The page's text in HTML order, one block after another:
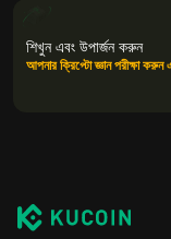
শিখুন এবং উপার্জন করুন
আপনার ক্রিপ্টো জ্ঞান পরীক্ষা